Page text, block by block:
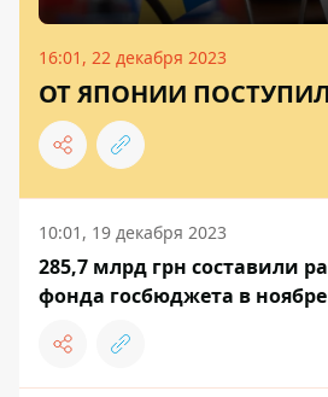
16:01, 22 декабря 2023
ОТ ЯПОНИИ
10:01, 19 декабря 2023
285,7 млрд грн составили
фонда госбюджета в ноябре